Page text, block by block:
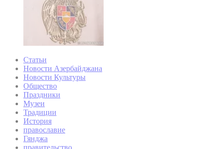
Статьи
Новости Азербайджана
Новости Культуры
Общество
Праздники
Музеи
Традиции
История
православие
Гянджа